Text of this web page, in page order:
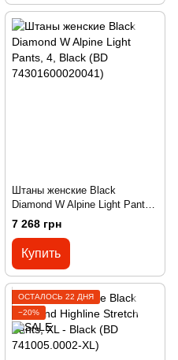
Штаны женские Black
Diamond W Alpine Light Pants,
4, Black (BD 74301600020041)
7 268 грн
Купить
ОСТАЛОСЬ 22 ДНЯ
−20%